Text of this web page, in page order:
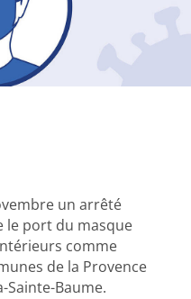
un arrêté
le port du masque
comme
de la Provence
Sainte-Baume.